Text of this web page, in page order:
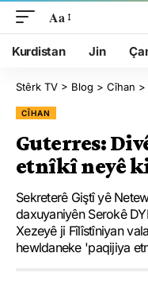
Aa
Kurdistan Jin
Stêrk TV > Blog > Cîhan >
CÎHAN
Guterres:
etnîkî neyê
Sekreterê Giştî yê
daxuyaniyên Serokê
Xezeyê ji Fîlîstîniyan
hewldaneke 'paqijiya